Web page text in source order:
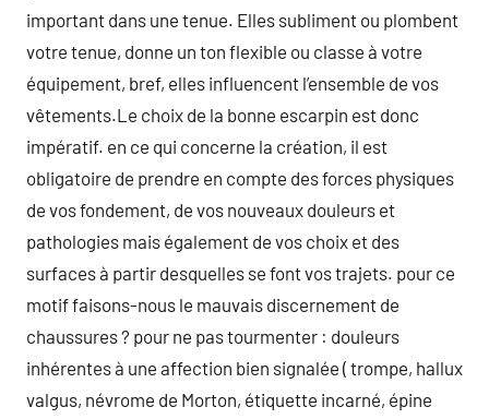
important dans une tenue. Elles subliment ou plombent
votre tenue, donne un ton flexible ou classe à votre
équipement, bref, elles influencent l’ensemble de vos
vêtements.Le choix de la bonne escarpin est donc
impératif. en ce qui concerne la création, il est
obligatoire de prendre en compte des forces physiques
de vos fondement, de vos nouveaux douleurs et
pathologies mais également de vos choix et des
surfaces à partir desquelles se font vos trajets. pour ce
motif faisons-nous le mauvais discernement de
chaussures ? pour ne pas tourmenter : douleurs
inhérentes à une affection bien signalée ( trompe, hallux
valgus, névrome de Morton, étiquette incarné, épine